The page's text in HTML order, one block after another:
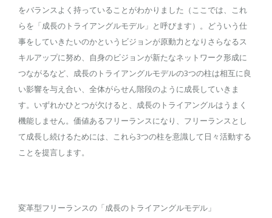
をバランスよく持っていることがわかりました（ここでは、これ
らを「成長のトライアングルモデル」と呼びます）。どういう仕
事をしていきたいのかというビジョンが原動力となりさらなるス
キルアップに努め、自身のビジョンが新たなネットワーク形成に
つながるなど、成長のトライアングルモデルの3つの柱は相互に良
い影響を与え合い、全体がらせん階段のように成長していきま
す。いずれかひとつが欠けると、成長のトライアングルはうまく
機能しません。価値あるフリーランスになり、フリーランスとし
て成長し続けるためには、これら3つの柱を意識して日々活動する
ことを提言します。
変革型フリーランスの「成長のトライアングルモデル」